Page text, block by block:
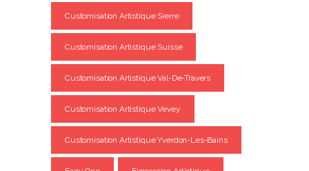
Customisation Artistique Sierre
Customisation Artistique Suisse
Customisation Artistique Val-De-Travers
Customisation Artistique Vevey
Customisation Artistique Yverdon-Les-Bains